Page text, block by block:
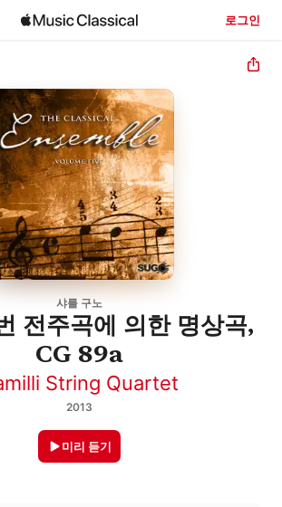
로그인
샤를 구노
전주곡에 의한 명상곡,
CG 89a
String Quartet
2013
미리 듣기